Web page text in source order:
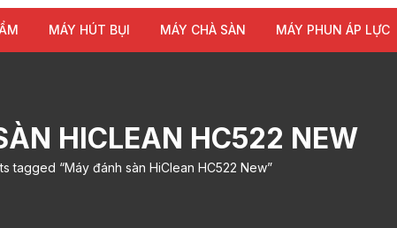
MÁY HÚT BỤI MÁY CHÀ SÀN MÁY PHUN ÁP LỰC
HICLEAN HC522 NEW
tagged “Máy đánh sàn HiClean HC522 New”